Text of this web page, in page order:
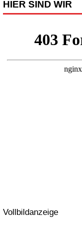
HIER SIND WIR
Vollbildanzeige